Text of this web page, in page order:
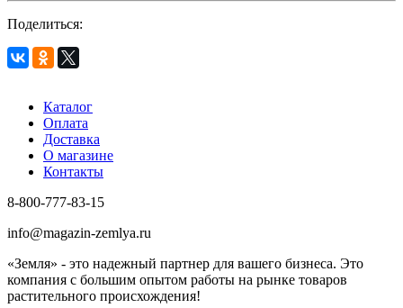
Поделиться:
Каталог
Оплата
Доставка
О магазине
Контакты
8-800-777-83-15
info@magazin-zemlya.ru
«Земля» - это надежный партнер для вашего бизнеса. Это
компания с большим опытом работы на рынке товаров
растительного происхождения!